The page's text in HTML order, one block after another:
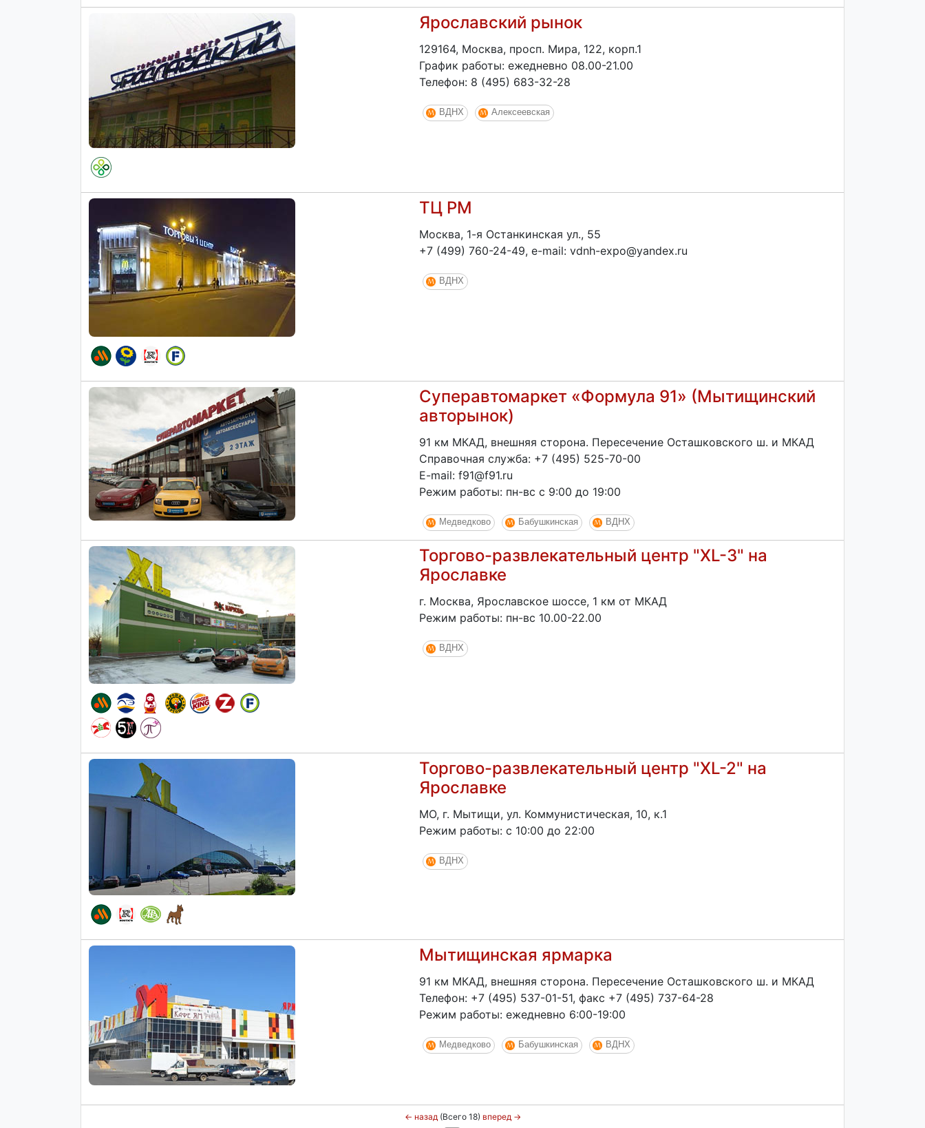
Ярославский рынок
129164, Москва, просп. Мира, 122, корп.1
График работы: ежедневно 08.00-21.00
Телефон: 8 (495) 683-32-28
ВДНХ Алексеевская
ТЦ РМ
Москва, 1-я Останкинская ул., 55
+7 (499) 760-24-49, e-mail: vdnh-expo@yandex.ru
ВДНХ
Суперавтомаркет «Формула 91» (Мытищинский
авторынок)
91 км МКАД, внешняя сторона. Пересечение Осташковского ш. и МКАД
Справочная служба: +7 (495) 525-70-00
E-mail: f91@f91.ru
Режим работы: пн-вс с 9:00 до 19:00
Медведково Бабушкинская ВДНХ
Торгово-развлекательный центр "XL-3" на
Ярославке
г. Москва, Ярославское шоссе, 1 км от МКАД
Режим работы: пн-вс 10.00-22.00
ВДНХ
Торгово-развлекательный центр "XL-2" на
Ярославке
МО, г. Мытищи, ул. Коммунистическая, 10, к.1
Режим работы: с 10:00 до 22:00
ВДНХ
Мытищинская ярмарка
91 км МКАД, внешняя сторона. Пересечение Осташковского ш. и МКАД
Телефон: +7 (495) 537-01-51, факс +7 (495) 737-64-28
Режим работы: ежедневно 6:00-19:00
Медведково Бабушкинская ВДНХ
← назад(Всего 18) вперед→